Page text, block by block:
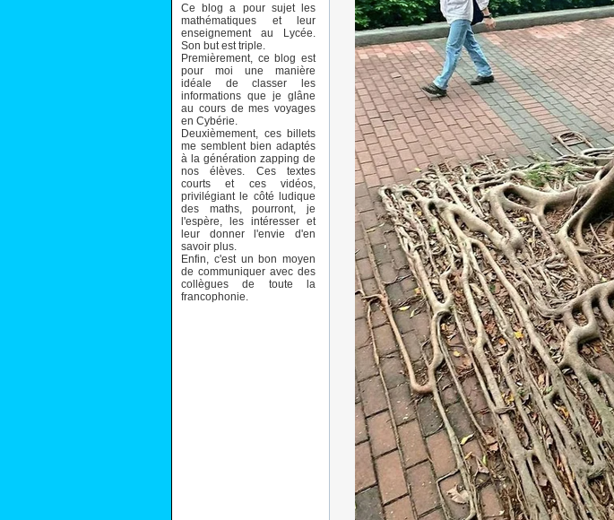
Ce blog a pour sujet les
mathématiques et leur
enseignement au Lycée.
Son but est triple.
Premièrement, ce blog est
pour moi une manière
idéale de classer les
informations que je glâne
au cours de mes voyages
en Cybérie.
Deuxièmement, ces billets
me semblent bien adaptés
à la génération zapping de
nos élèves. Ces textes
courts et ces vidéos,
privilégiant le côté ludique
des maths, pourront, je
l'espère, les intéresser et
leur donner l'envie d'en
savoir plus.
Enfin, c'est un bon moyen
de communiquer avec des
collègues de toute la
francophonie.